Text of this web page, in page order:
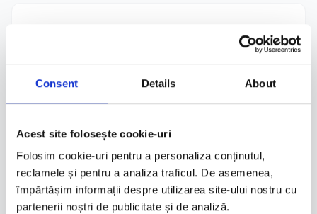
Consent Details About
Acest site folosește cookie-uri
Folosim cookie-uri pentru a personaliza conținutul,
reclamele și pentru a analiza traficul. De asemenea,
împărtășim informații despre utilizarea site-ului nostru cu
partenerii noștri de publicitate și de analiză.
Completare rapidă
Scanare automată buletin
100%
Legal valabil
Model oficial DRPCIV